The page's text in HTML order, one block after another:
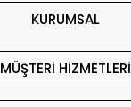
KURUMSAL
MÜŞTERİ HİZMETLERİ